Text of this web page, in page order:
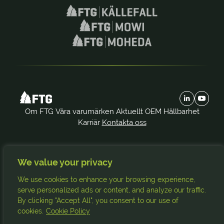
We value your privacy
We use cookies to enhance your browsing experience,
serve personalized ads or content, and analyze our traffic.
By clicking "Accept All", you consent to our use of
cookies. Cookie Policy
Om FTG Våra varumärken Aktuellt OEM Hållbarhet
Karriär Kontakta oss
© Copyright 2026. Alla rättigheter reserverade.
FTG
Källefall
Prenumerera